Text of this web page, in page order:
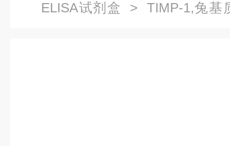
ELISA试剂盒 > TIMP-1,兔基